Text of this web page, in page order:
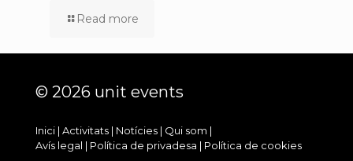
Read more
© 2026 unit events
Inici | Activitats | Notícies | Qui som |
Avís legal | Política de privadesa | Política de cookies